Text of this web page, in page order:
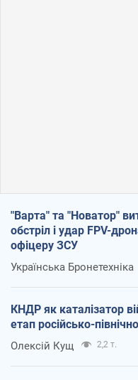
"Варта" та "Новатор"
обстріл і удар FPV-
офіцеру ЗСУ
Українська Бронетехніка
КНДР як каталізатор
етап російсько-
Олексій Кущ 2,2 т.